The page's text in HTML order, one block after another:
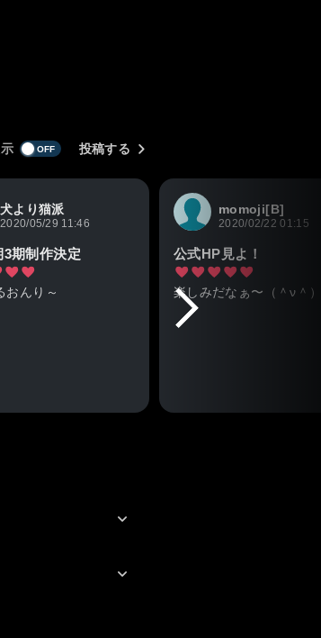
投稿する
犬より猫派
2020/05/29 11:46
期制作決定
おんり～
momoji[B]
2020/02/22 01:15
公式HP見よ！
楽しみだなぁ〜（＾ν＾